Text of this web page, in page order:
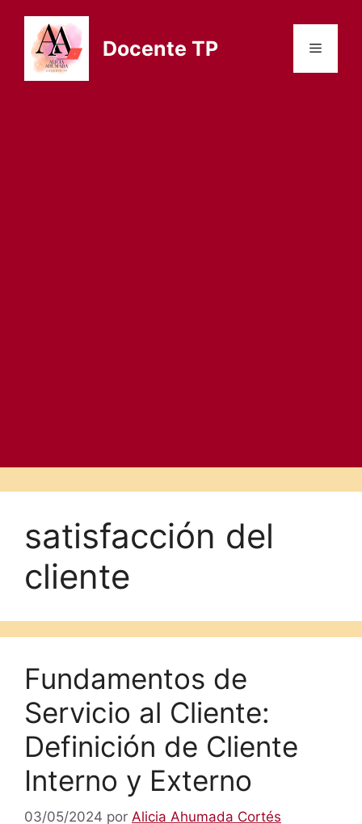
contenido
Docente TP Menú
satisfacción del
cliente
Fundamentos de
Servicio al Cliente:
Definición de Cliente
Interno y Externo
03/05/2024 por Alicia Ahumada Cortés